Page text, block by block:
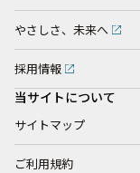
やさしさ、未来へ
採用情報
当サイトについて
サイトマップ
ご利用規約